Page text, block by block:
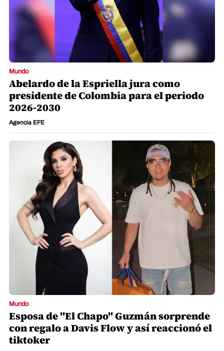
Mundo
Abelardo de la Espriella jura como
presidente de Colombia para el periodo
2026-2030
Agencia EFE
Mundo
Esposa de "El Chapo" Guzmán sorprende
con regalo a Davis Flow y así reaccionó el
tiktoker